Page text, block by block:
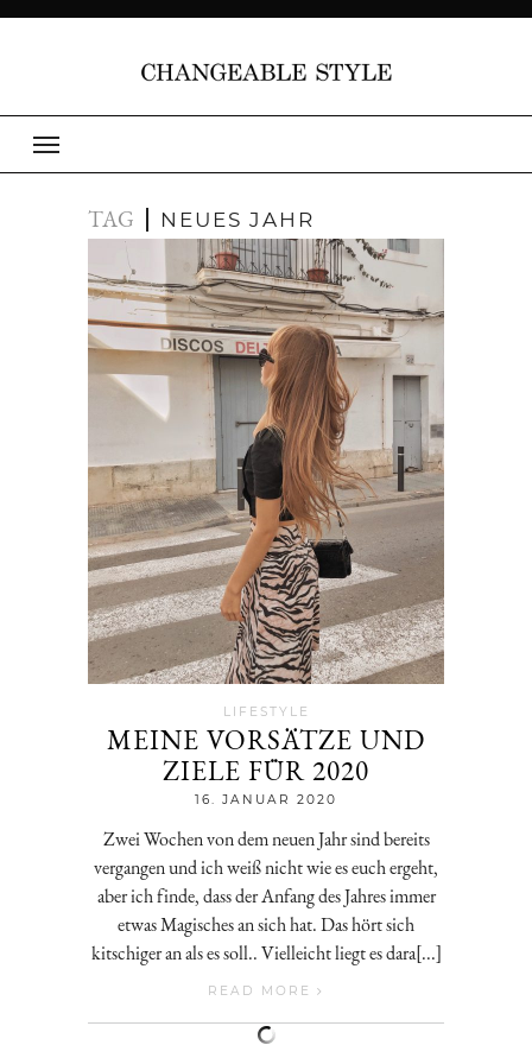
TAG NEUES JAHR
LIFESTYLE
MEINE VORSÄTZE UND
ZIELE FÜR 2020
16. JANUAR 2020
Zwei Wochen von dem neuen Jahr sind bereits
vergangen und ich weiß nicht wie es euch ergeht,
aber ich finde, dass der Anfang des Jahres immer
etwas Magisches an sich hat. Das hört sich
kitschiger an als es soll.. Vielleicht liegt es dara[...]
READ MORE